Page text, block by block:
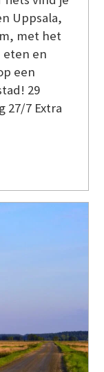
Uppsala,
met het
eten en
een
29
27/7 Extra